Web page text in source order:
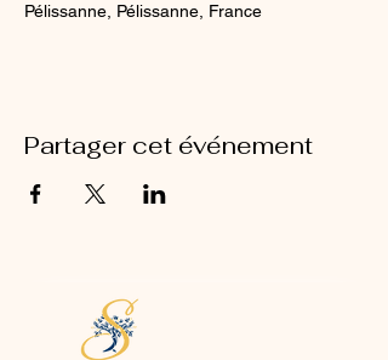
Pélissanne, Pélissanne, France
Partager cet événement